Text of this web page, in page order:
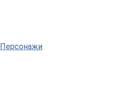
Персонажи